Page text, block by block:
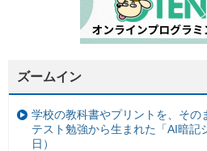
ズームイン
学校の教科書やプリントを、そ
テスト勉強から生まれた「AI暗記
日）